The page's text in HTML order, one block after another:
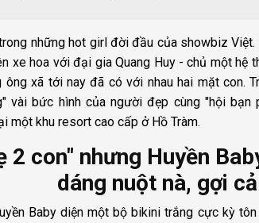
những hot girl đời đầu của showbiz
xe hoa với đại gia Quang Huy - chủ một hệ
ông xã tới nay đã có với nhau hai mặt con.
vài bức hình của người đẹp cùng "hội bạn
một khu resort cao cấp ở Hồ Tràm.
2 con" nhưng Huyền
dáng nuột nà, gợi
Baby diện một bộ bikini trắng cực kỳ tôn